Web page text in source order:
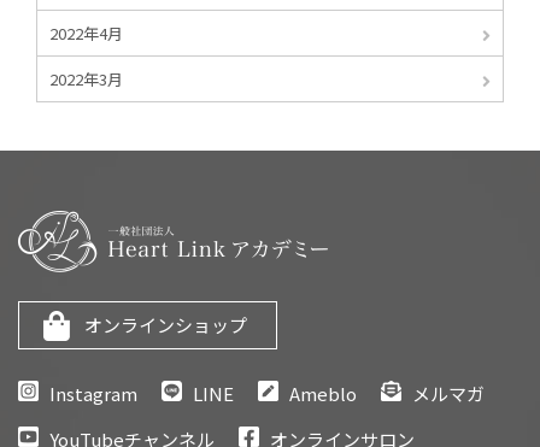
2022年4月
2022年3月
オンラインショップ
Instagram LINE Ameblo
メルマガ
YouTubeチャンネル
オンラインサロン